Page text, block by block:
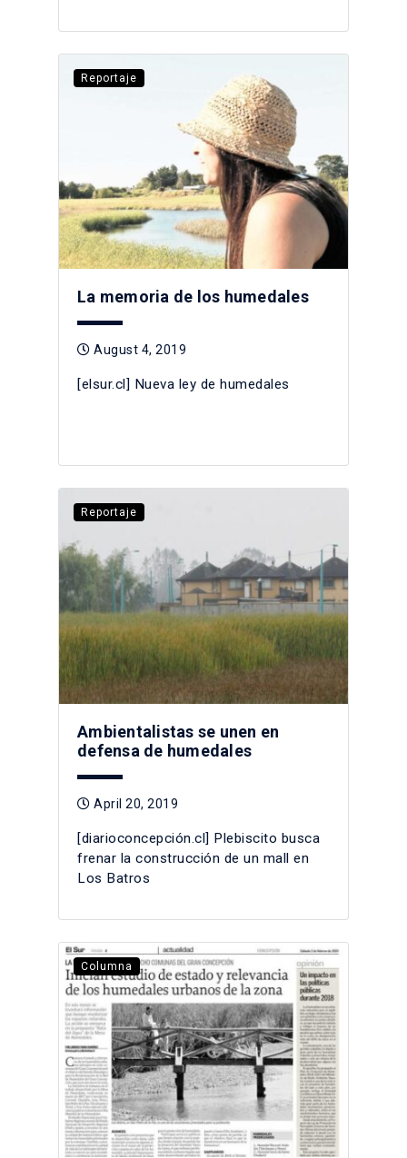
Reportaje
La memoria de los humedales
August 4, 2019
[elsur.cl] Nueva ley de humedales
Reportaje
Ambientalistas se unen en
defensa de humedales
April 20, 2019
[diarioconcepción.cl] Plebiscito busca
frenar la construcción de un mall en
Los Batros
Columna